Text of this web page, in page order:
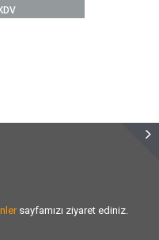
artırmak için var gücümüzle